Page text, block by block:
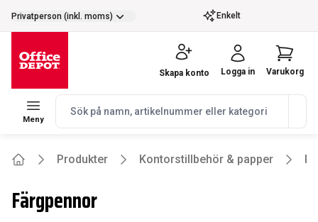
selector.vat
Privatperson (inkl. moms) Enkelt
Meny
navbar.quicksearch.label
Skapa konto Logga in Varukorg
Produkter Kontorstillbehör & papper
Färgpennor